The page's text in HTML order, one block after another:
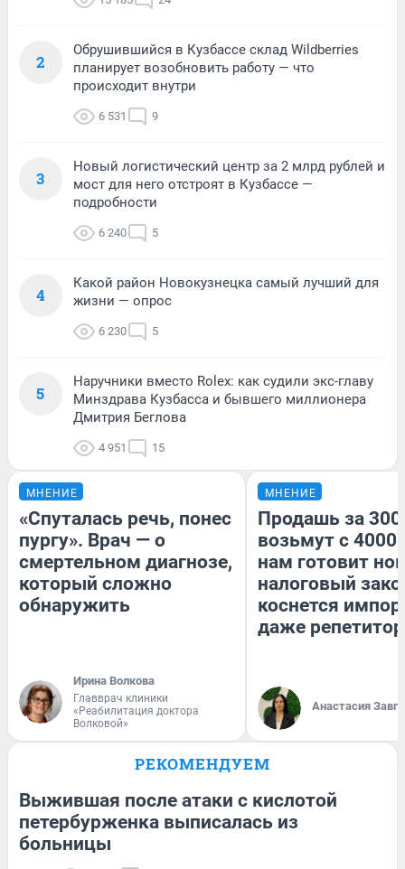
2
Обрушившийся в Кузбассе склад Wildberries
планирует возобновить работу — что
происходит внутри
6 531 9
3
Новый логистический центр за 2 млрд рублей и
мост для него отстроят в Кузбассе —
подробности
6 240 5
4
Какой район Новокузнецка самый лучший для
жизни — опрос
6 230 5
5
Наручники вместо Rolex: как судили экс-главу
Минздрава Кузбасса и бывшего миллионера
Дмитрия Беглова
4 951 15
МНЕНИЕ
«Спуталась речь, понес
пургу». Врач — о
смертельном диагнозе,
который сложно
обнаружить
Ирина Волкова
Главврач клиники
«Реабилитация доктора
Волковой»
МНЕНИЕ
Продашь за
возьмут с
нам готовит
налоговый
коснется
даже
Анастасия
РЕКОМЕНДУЕМ
Выжившая после атаки с кислотой
петербурженка выписалась из
больницы